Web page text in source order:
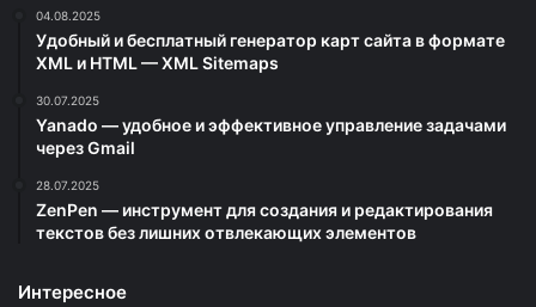
04.08.2025
Удобный и бесплатный генератор карт сайта в формате
XML и HTML — XML Sitemaps
30.07.2025
Yanado — удобное и эффективное управление задачами
через Gmail
28.07.2025
ZenPen — инструмент для создания и редактирования
текстов без лишних отвлекающих элементов
Интересное